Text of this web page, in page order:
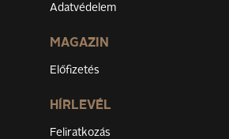
Adatvédelem
MAGAZIN
Előfizetés
HÍRLEVÉL
Feliratkozás